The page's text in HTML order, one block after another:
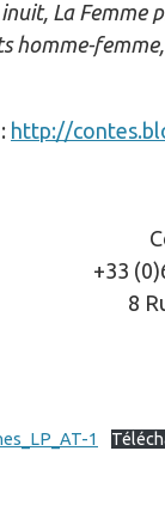
La Femme
homme-
http://
+33
8
1